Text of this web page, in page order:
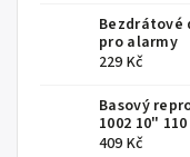
Bezdrátové
pro alarmy
229 Kč
Basový
1002 10"
409 Kč